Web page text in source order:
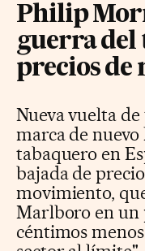
Philip
guerra del
precios de
Nueva vuelta
marca de
tabaquero en
bajada de
movimiento,
Marlboro en un
céntimos